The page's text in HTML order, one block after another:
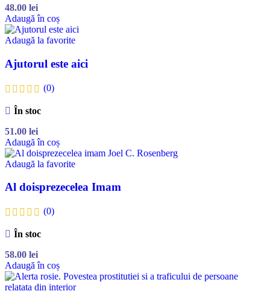
48.00 lei
Adaugă în coș
Adaugă la favorite
Ajutorul este aici
(0)
În stoc
51.00 lei
Adaugă în coș
Adaugă la favorite
Al doisprezecelea Imam
(0)
În stoc
58.00 lei
Adaugă în coș